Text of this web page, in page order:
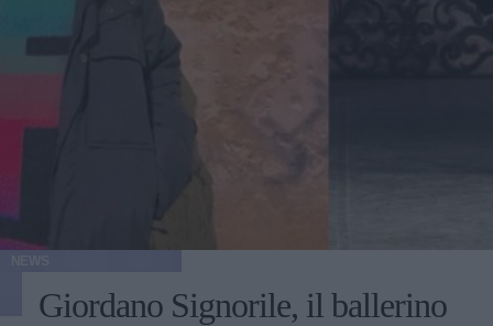
Giordano Signorile, il ballerino